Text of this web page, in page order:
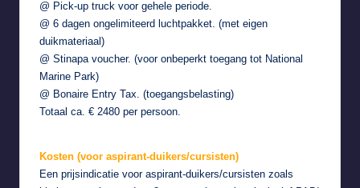
@ Pick-up truck voor gehele periode.
@ 6 dagen ongelimiteerd luchtpakket. (met eigen
duikmateriaal)
@ Stinapa voucher. (voor onbeperkt toegang tot National
Marine Park)
@ Bonaire Entry Tax. (toegangsbelasting)
Totaal ca. € 2480 per persoon.
Kosten (voor aspirant-duikers/cursisten)
Een prijsindicatie voor aspirant-duikers/cursisten zoals